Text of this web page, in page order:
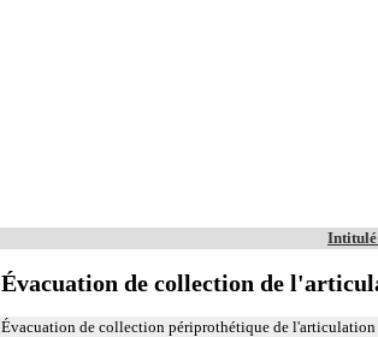
Évacuation de collection de
Évacuation de collection périprothétique de